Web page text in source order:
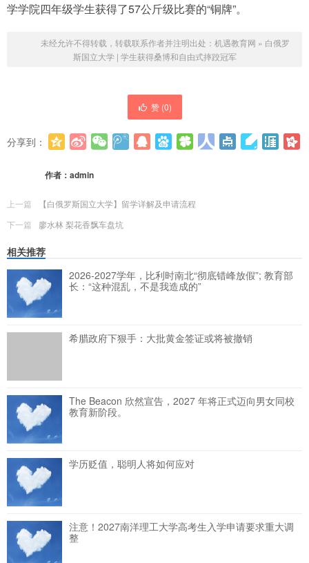
学学院四年级学生获得了57公斤级比赛的“铜牌”。
未经允许不得转载，转载联系作者并注明出处： 机遇教育网 » 白俄罗
斯国立大学 | 学生获得桑博和自由式摔跤冠军
赞 (0)
分享到：
作者： admin
上一篇
【白俄罗斯国立大学】留学详解及申请流程
下一篇
廖水林 梨花香飘车盘坑
相关推荐
2026-2027学年，比利时南北“彻底错峰放假”; 教育部
长：“这种混乱，不是我造成的”
希腊政府下狠手：大批黄金签证或将被撤销
The Beacon 欣然宣告，2027 年将正式迈向男女同校
教育新阶段。
学历贬值，聪明人将如何应对
注意！2027南洋理工大学高考生入学申请要求重大调
整